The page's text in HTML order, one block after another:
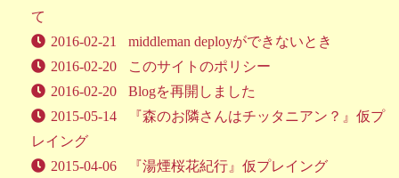
て
2016-02-21
middleman deployができないとき
2016-02-20
このサイトのポリシー
2016-02-20
Blogを再開しました
2015-05-14
『森のお隣さんはチッタニアン？』仮プ
レイング
2015-04-06
『湯煙桜花紀行』仮プレイング